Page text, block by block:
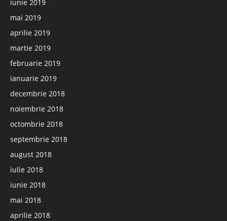
iunie 2019
mai 2019
aprilie 2019
martie 2019
februarie 2019
ianuarie 2019
decembrie 2018
noiembrie 2018
octombrie 2018
septembrie 2018
august 2018
iulie 2018
iunie 2018
mai 2018
aprilie 2018